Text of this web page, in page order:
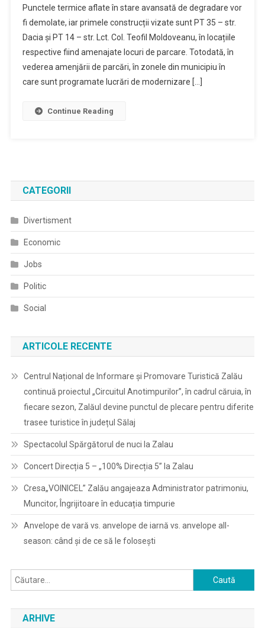
Punctele termice aflate în stare avansată de degradare vor
fi demolate, iar primele construcții vizate sunt PT 35 – str.
Dacia și PT 14 – str. Lct. Col. Teofil Moldoveanu, în locațiile
respective fiind amenajate locuri de parcare. Totodată, în
vederea amenjării de parcări, în zonele din municipiu în
care sunt programate lucrări de modernizare […]
Continue Reading
CATEGORII
Divertisment
Economic
Jobs
Politic
Social
ARTICOLE RECENTE
Centrul Național de Informare și Promovare Turistică Zalău
continuă proiectul „Circuitul Anotimpurilor”, în cadrul căruia, în
fiecare sezon, Zalăul devine punctul de plecare pentru diferite
trasee turistice în județul Sălaj
Spectacolul Spărgătorul de nuci la Zalau
Concert Direcția 5 – „100% Direcția 5” la Zalau
Cresa„VOINICEL” Zalău angajeaza Administrator patrimoniu,
Muncitor, Îngrijitoare în educația timpurie
Anvelope de vară vs. anvelope de iarnă vs. anvelope all-
season: când și de ce să le folosești
Caută
după:
ARHIVE